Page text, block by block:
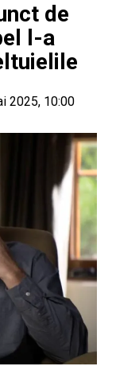
de
l-a
2025, 10:00